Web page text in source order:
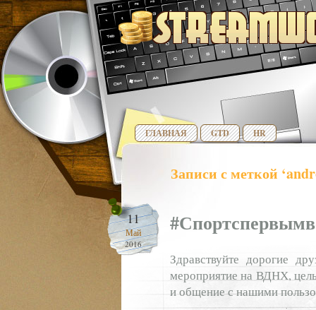
ГЛАВНАЯ GTD HR
Записи с меткой
11
Май
2016
Здравствуйте дорогие
мероприятие на ВДНХ,
и общение с нашими